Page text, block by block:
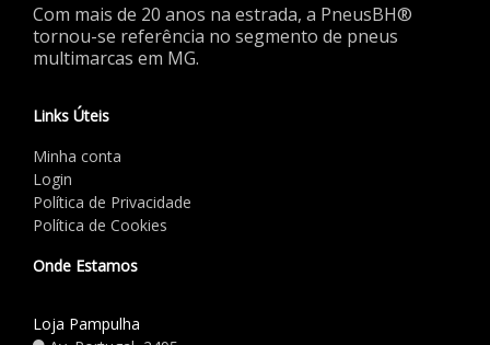
Com mais de 20 anos na estrada, a PneusBH®
tornou-se referência no segmento de pneus
multimarcas em MG.
Links Úteis
Minha conta
Login
Política de Privacidade
Política de Cookies
Onde Estamos
Loja Pampulha